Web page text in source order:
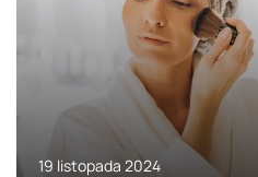
19 listopada 2024